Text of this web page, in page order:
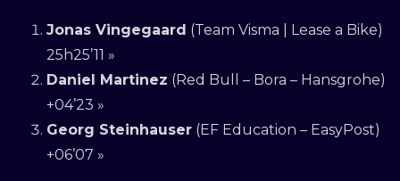
Jonas Vingegaard (Team Visma | Lease a Bike)
25h25’11 »
Daniel Martinez (Red Bull – Bora – Hansgrohe)
+04’23 »
Georg Steinhauser (EF Education – EasyPost)
+06’07 »